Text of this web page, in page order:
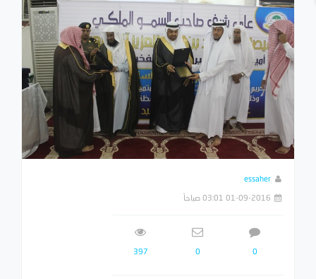
essaher
01-09-2016 03:01 صباحاً
0
0
397